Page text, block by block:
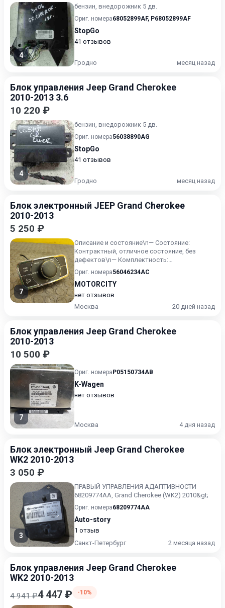
4
бензин, внедорожник 5 дв.
Ориг. номера68052899AF, P68052899AF
StopGo
41 отзывов
Гродно месяц назад
Блок управления Jeep Grand Cherokee
2010-2013 3.6
10 220 ₽
4
бензин, внедорожник 5 дв.
Ориг. номера56038890AG
StopGo
41 отзывов
Гродно месяц назад
Блок электронный JEEP Grand Cherokee
2010-2013
5 250 ₽
7
Описание и состояние\n— Состояние:
Контрактный, отличное состояние, без
дефектов\n— Комплектность:
соответствует фото\n— Особенности:
Оригин...
Ориг. номера56046234AC
MOTORCITY
нет отзывов
Москва
20 дней назад
Блок управления Jeep Grand Cherokee
2010-2013
10 500 ₽
7
Ориг. номера P05150734AB
K-Wagen
нет отзывов
Москва 4 дня назад
Блок электронный Jeep Grand Cherokee
WK2 2010-2013
3 050 ₽
3
ПРАВЫЙ УПРАВЛЕНИЯ АДАПТИВНОСТИ
68209774AA, Grand Cherokee (WK2) 2010&gt;
Ориг. номера68209774AA
Auto-story
1 отзыв
Санкт-Петербург
2 месяца назад
Блок управления Jeep Grand Cherokee
WK2 2010-2013
4 941 ₽4 447 ₽ -10%